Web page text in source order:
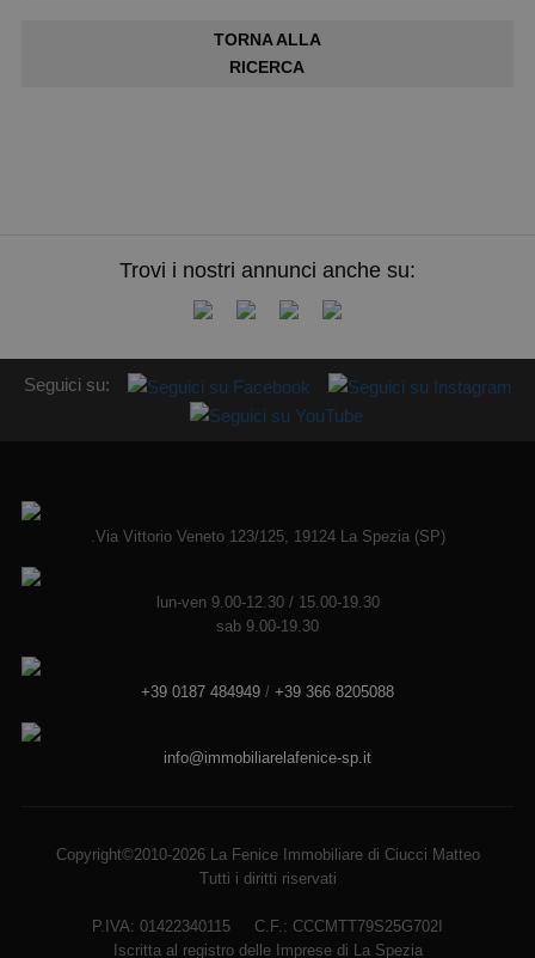
TORNA ALLA
RICERCA
Trovi i nostri annunci anche su:
Seguici su:
.Via Vittorio Veneto 123/125, 19124 La Spezia (SP)
lun-ven 9.00-12.30 / 15.00-19.30
sab 9.00-19.30
+39 0187 484949 / +39 366 8205088
info@immobiliarelafenice-sp.it
Copyright©2010-2026 La Fenice Immobiliare di Ciucci Matteo
Tutti i diritti riservati
P.IVA: 01422340115 C.F.: CCCMTT79S25G702I
Iscritta al registro delle Imprese di La Spezia